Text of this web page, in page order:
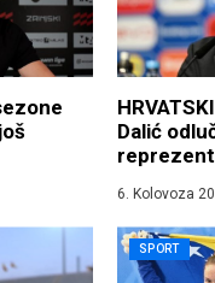
Dalić
6. Kolovoza
SPORT